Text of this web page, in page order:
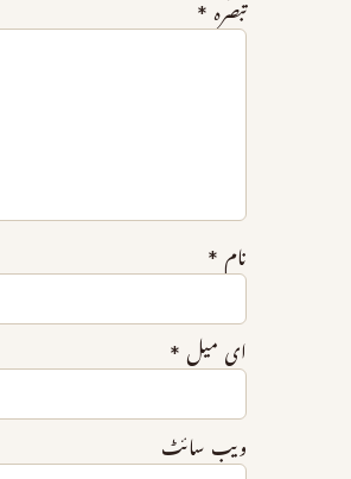
تبصرہ *
نام *
ای میل *
ویب‌ سائٹ